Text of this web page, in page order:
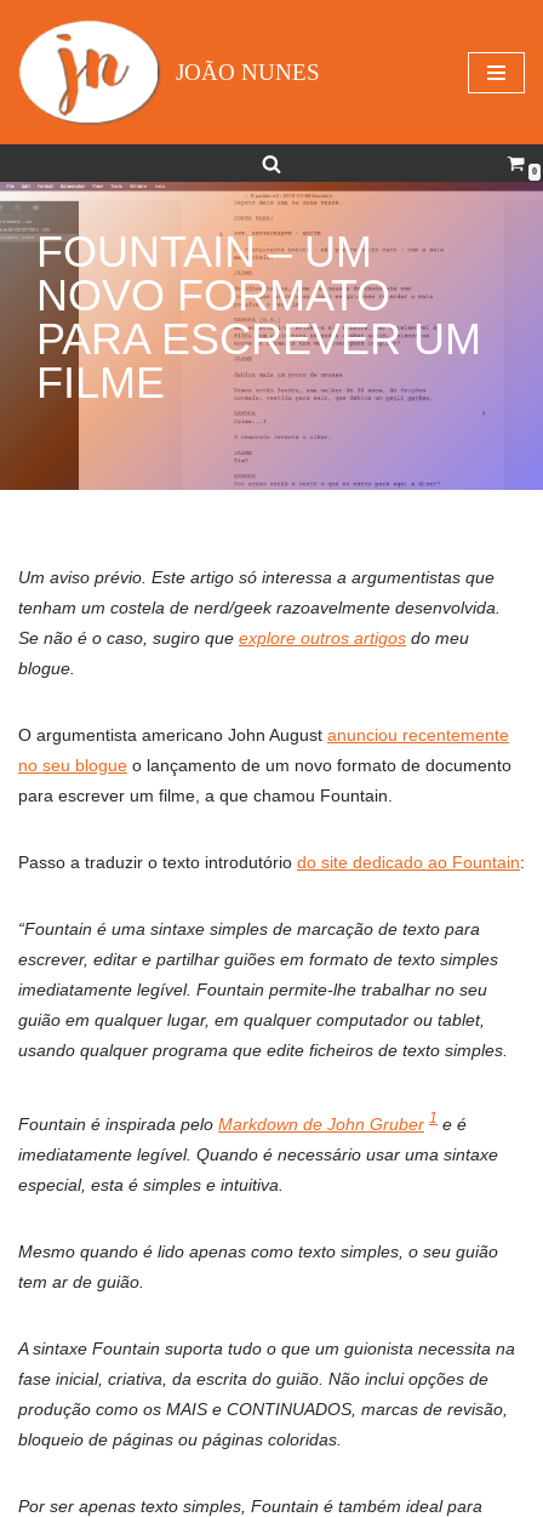
Avançar
para
JOÃO NUNES
0
FOUNTAIN – UM
NOVO FORMATO
PARA ESCREVER UM
FILME
Um aviso prévio. Este artigo só interessa a argumentistas que
tenham um costela de nerd/geek razoavelmente desenvolvida.
Se não é o caso, sugiro que explore outros artigos do meu
blogue.
O argumentista americano John August anunciou recentemente
no seu blogue o lançamento de um novo formato de documento
para escrever um filme, a que chamou Fountain.
Passo a traduzir o texto introdutório do site dedicado ao Fountain:
“Fountain é uma sintaxe simples de marcação de texto para
escrever, editar e partilhar guiões em formato de texto simples
imediatamente legível. Fountain permite-lhe trabalhar no seu
guião em qualquer lugar, em qualquer computador ou tablet,
usando qualquer programa que edite ficheiros de texto simples.
Fountain é inspirada pelo Markdown de John Gruber 1 e é
imediatamente legível. Quando é necessário usar uma sintaxe
especial, esta é simples e intuitiva.
Mesmo quando é lido apenas como texto simples, o seu guião
tem ar de guião.
A sintaxe Fountain suporta tudo o que um guionista necessita na
fase inicial, criativa, da escrita do guião. Não inclui opções de
produção como os MAIS e CONTINUADOS, marcas de revisão,
bloqueio de páginas ou páginas coloridas.
Por ser apenas texto simples, Fountain é também ideal para